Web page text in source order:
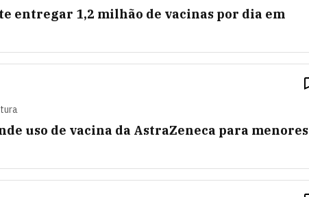
entregar 1,2 milhão de vacinas por dia em
uso de vacina da AstraZeneca para menores